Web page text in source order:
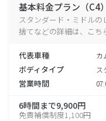
基本料金プラン（C4）
スタンダード・ミドルの
捨てなどの詳細は、こち
代表車種 カ
ボディタイプ ス
営業時間
6時間まで9,900円
免責補償制度1,100円